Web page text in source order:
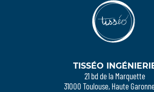
TISSÉO
21 bd de la Marquette
31000 Toulouse, Haute